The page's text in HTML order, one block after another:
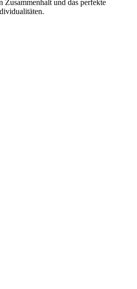
Zusammenhalt und das perfekte